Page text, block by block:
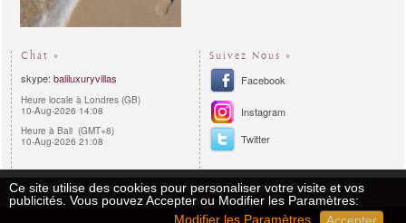
Chat »
skype: baliluxuryvillas
Heure locale à Londres (GB)
10-Aug-2026 14:08
Heure à Bali (GMT+8)
10-Aug-2026 21:08
Suivez Nous »
Facebook
Instagram
Twitter
Règles de Confidentialité Procédures de Réservation Plan du Site Web
Copyright 2011 - 2026 | Bali Luxury Villas™
Ce site utilise des cookies pour personaliser votre visite et vos
publicités. Vous pouvez Accepter ou Modifier les Paramètres:
Modifier les Paramètres